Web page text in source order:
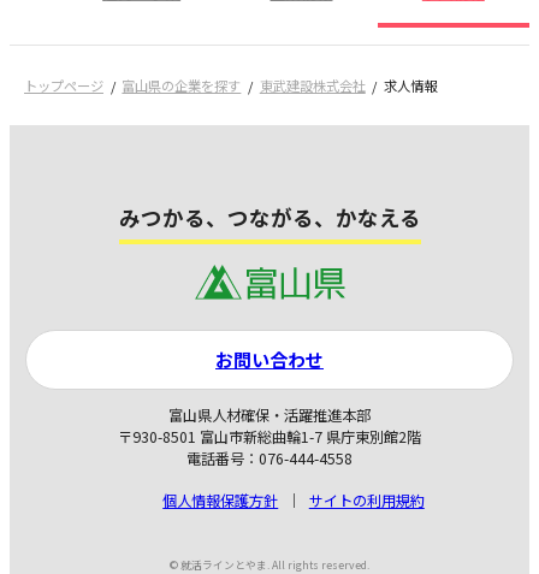
トップページ 富山県の企業を探す 東武建設株式会社 求人情報
みつかる、つながる、かなえる
富山県人材確保・活躍推進本部
〒930-8501 富山市新総曲輪1-7 県庁東別館2階
電話番号：076-444-4558
個人情報保護方針
サイトの利用規約
お問い合わせ
© 就活ラインとやま. All rights reserved.